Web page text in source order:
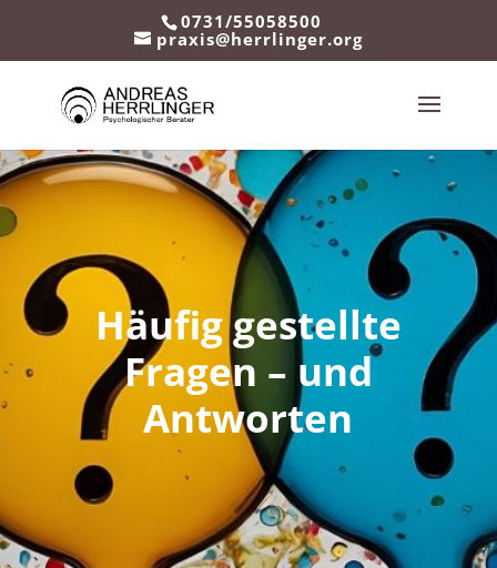
0731/55058500
praxis@herrlinger.org
Häufig gestellte
Fragen – und
Antworten